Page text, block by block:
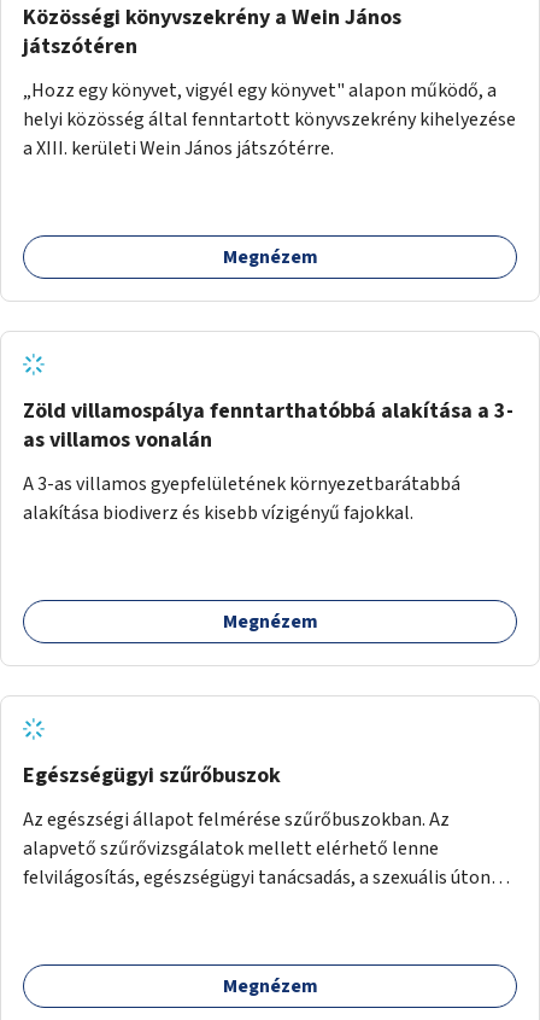
Közösségi könyvszekrény a Wein János
játszótéren
„Hozz egy könyvet, vigyél egy könyvet" alapon működő, a
helyi közösség által fenntartott könyvszekrény kihelyezése
a XIII. kerületi Wein János játszótérre.
Megnézem
Zöld villamospálya fenntarthatóbbá alakítása a 3-
as villamos vonalán
A 3-as villamos gyepfelületének környezetbarátabbá
alakítása biodiverz és kisebb vízigényű fajokkal.
Megnézem
Egészségügyi szűrőbuszok
Az egészségi állapot felmérése szűrőbuszokban. Az
alapvető szűrővizsgálatok mellett elérhető lenne
felvilágosítás, egészségügyi tanácsadás, a szexuális úton
Megnézem